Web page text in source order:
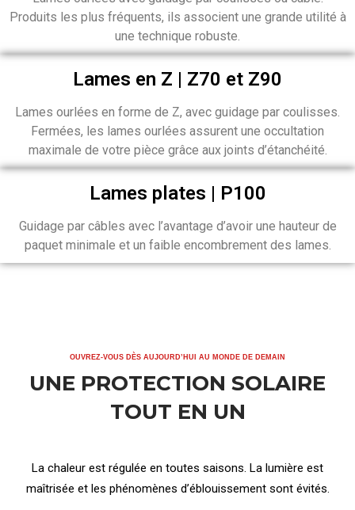
Produits les plus fréquents, ils associent une grande utilité à
une technique robuste.
Lames en Z | Z70 et Z90
Lames ourlées en forme de Z, avec guidage par coulisses.
Fermées, les lames ourlées assurent une occultation
maximale de votre pièce grâce aux joints d’étanchéité.
Lames plates | P100
Guidage par câbles avec l’avantage d’avoir une hauteur de
paquet minimale et un faible encombrement des lames.
OUVREZ-VOUS DÈS AUJOURD’HUI AU MONDE DE DEMAIN
UNE PROTECTION SOLAIRE
TOUT EN UN
La chaleur est régulée en toutes saisons. La lumière est
maîtrisée et les phénomènes d’éblouissement sont évités.